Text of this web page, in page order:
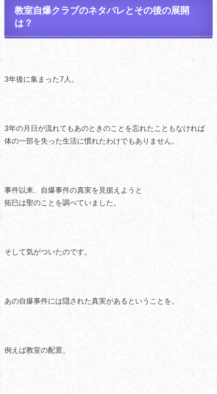
教室自爆クラブのネタバレとその後の展開
は？
3年後に集まった7人。
3年の月日が流れてもあのときのことを忘れたこともなければ
体の一部を失った生活に慣れたわけでもありません。
事件以来、自爆事件の真実を見据えようと
拓巳は聖のことを調べていました。
そして気がついたのです。
あの自爆事件には隠された真実があるということを。
例えば教室の配置。